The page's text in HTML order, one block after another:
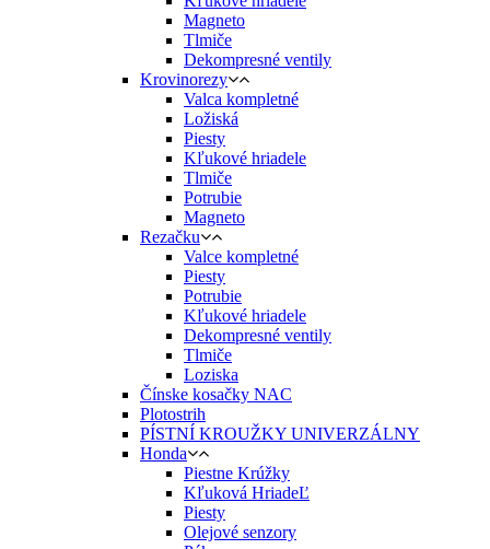
Magneto
Tlmiče
Dekompresné ventily
Krovinorezy
Valca kompletné
Ložiská
Piesty
Kľukové hriadele
Tlmiče
Potrubie
Magneto
Rezačku
Valce kompletné
Piesty
Potrubie
Kľukové hriadele
Dekompresné ventily
Tlmiče
Loziska
Čínske kosačky NAC
Plotostrih
PÍSTNÍ KROUŽKY UNIVERZÁLNY
Honda
Piestne Krúžky
Kľuková HriadeĽ
Piesty
Olejové senzory